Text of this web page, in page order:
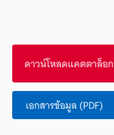
ดาวน์โหลดแคตตาล็อก
เอกสารข้อมูล (PDF)